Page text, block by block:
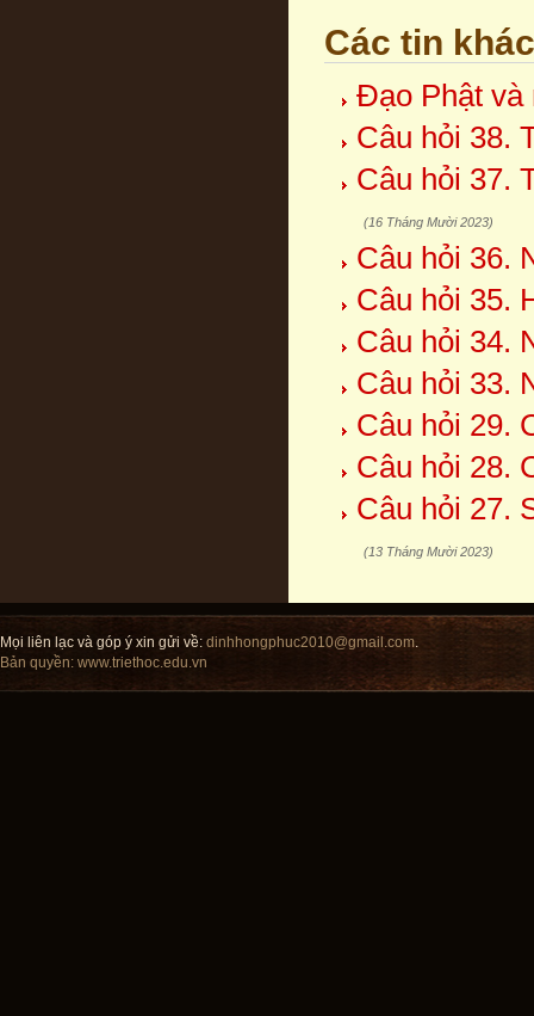
Các tin khác
Đạo Phật và
Câu hỏi 38.
Câu hỏi 37.
(16 Tháng Mười 2023)
Câu hỏi 36.
Câu hỏi 35.
Câu hỏi 34.
Câu hỏi 33.
Câu hỏi 29.
Câu hỏi 28.
Câu hỏi 27.
(13 Tháng Mười 2023)
Mọi liên lạc và góp ý xin gửi về: dinhhongphuc2010@gmail.com.
Bản quyền: www.triethoc.edu.vn